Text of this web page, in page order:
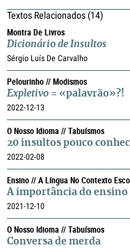
Textos Relacionados(14)
Montra De Livros
Dicionário de Insultos
Sérgio Luís De Carvalho
Pelourinho // Modismos
Expletivo = «palavrão»?!
2022-12-13
O Nosso Idioma // Tabuísmos
20 insultos pouco
2022-02-08
Ensino // A Língua No Contexto
A importância do ensino
2021-12-10
O Nosso Idioma // Tabuísmos
Conversa de merda